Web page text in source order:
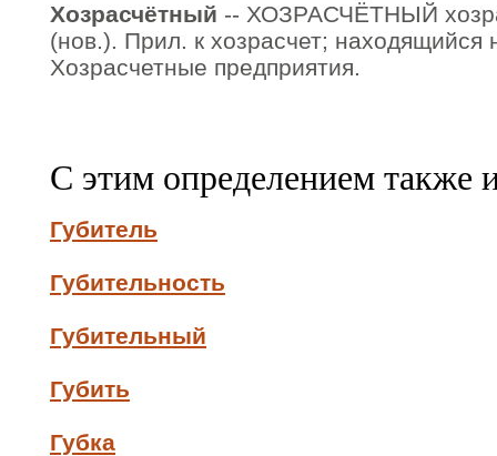
Хозрасчётный -- ХОЗРАСЧЁТНЫЙ
(нов.). Прил. к хозрасчет; находящийся
Хозрасчетные предприятия.
С этим определением также
Губитель
Губительность
Губительный
Губить
Губка